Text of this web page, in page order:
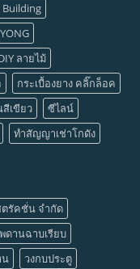
Building
YONG
ลายไม้
กระเบื้องยาง คลิ๊กล็อค
เขียว
ซีไลน์
ทำสัญญาเช่าโกดัง
ตรัคชั่น จำกัด
ดานฉาบเรียบ
น
วงกบประตู